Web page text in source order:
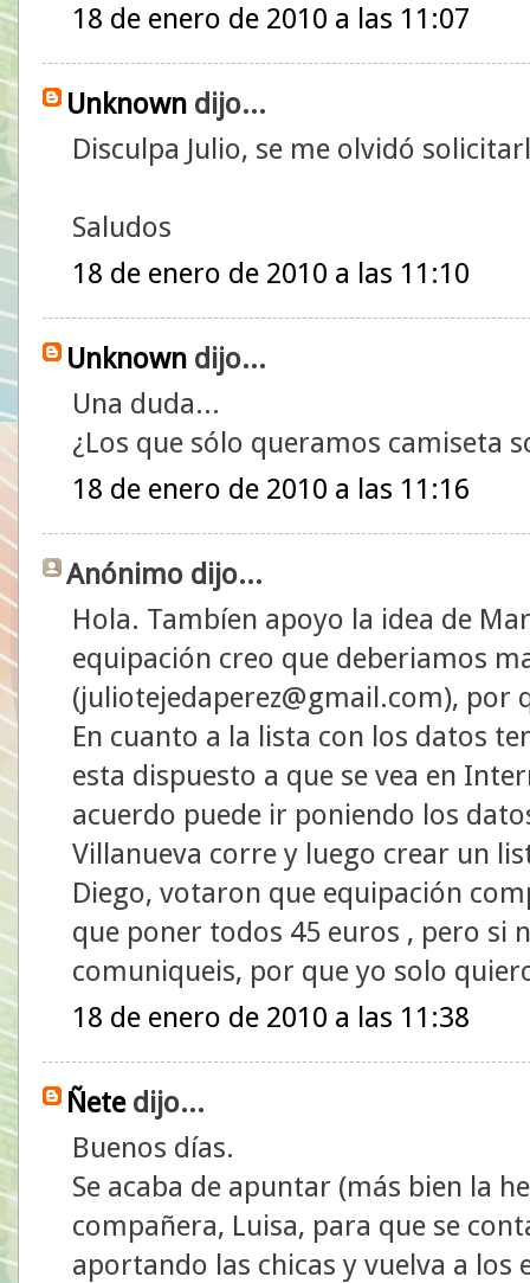
18 de enero de 2010 a las 11:07
Unknown dijo...
Disculpa Julio, se me olvidó
Saludos
18 de enero de 2010 a las 11:10
Unknown dijo...
Una duda...
¿Los que sólo queramos camiseta
18 de enero de 2010 a las 11:16
Anónimo dijo...
Hola. Tambíen apoyo la idea de
equipación creo que deberiamos
(juliotejedaperez@gmail.com), por
En cuanto a la lista con los datos
esta dispuesto a que se vea en
acuerdo puede ir poniendo los
Villanueva corre y luego crear un
Diego, votaron que equipación
que poner todos 45 euros , pero si
comuniqueis, por que yo solo
18 de enero de 2010 a las 11:38
Ñetedijo...
Buenos días.
Se acaba de apuntar (más bien la
compañera, Luisa, para que se
aportando las chicas y vuelva a los